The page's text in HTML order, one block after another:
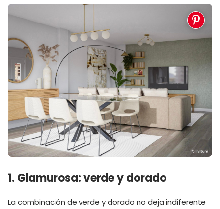
1. Glamurosa: verde y dorado
La combinación de verde y dorado no deja indiferente